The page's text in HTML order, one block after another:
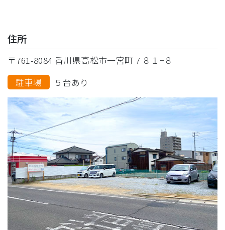
住所
〒761-8084 香川県高松市一宮町７８１−８
駐車場
５台あり